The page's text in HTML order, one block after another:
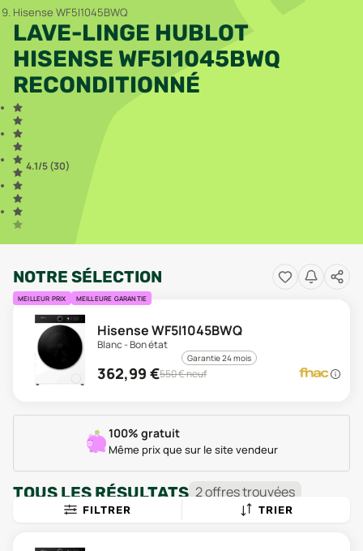
Hisense WF5I1045BWQ
LAVE-LINGE HUBLOT
HISENSE WF5I1045BWQ
RECONDITIONNÉ
4.1/5 (30)
NOTRE SÉLECTION
MEILLEUR PRIX MEILLEURE GARANTIE
Hisense WF5I1045BWQ
Blanc - Bon état
Garantie 24 mois
362,99 €550€ neuf
100% gratuit
Même prix que sur le site vendeur
TOUS LES RÉSULTATS 2offrestrouvées
FILTRER TRIER